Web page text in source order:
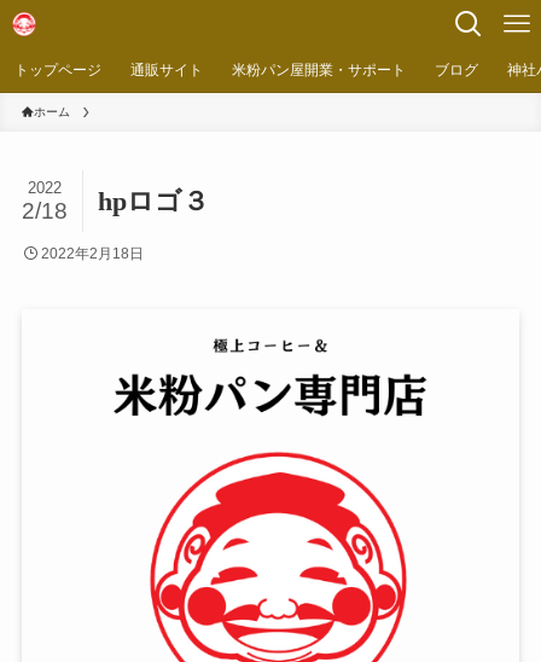
トップページ 通販サイト 米粉パン屋開業・サポート ブログ 神社
ホーム
hpロゴ３
2022
2/18
2022年2月18日